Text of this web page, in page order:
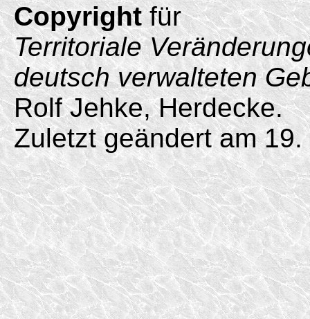
Copyrightfür
Territoriale
deutsch verwalteten
Rolf Jehke, Herdecke.
Zuletzt geändert am